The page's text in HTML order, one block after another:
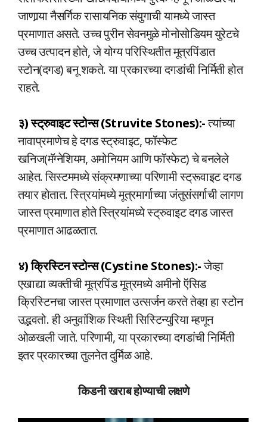
जाणार्‍या नैसर्गिक रासायनिक संयुगाची यामध्ये जास्त
प्रमाणात असते. उच्च पुरीन सेवनमुळे मोनोसोडियम युरेटचे
उच्च उत्पादन होते, जे योग्य परिस्थितीत मूत्रपिंडात
स्टोन(दगड) बनू शकते. या प्रकारच्या दगडांची निर्मिती होत
राहते.
३) स्ट्रुवाइट स्टोन्स (Struvite Stones):-त्यांच्या
नावाप्रमाणेच हे दगड स्ट्रुवाइट, फॉस्फेट
खनिज(मॅग्नेशियम, अमोनियम आणि फॉस्फेट) चे बनलेले
आहेत. सिस्टममध्ये संक्रमणाच्या परिणामी स्ट्रूवाइट दगड
तयार होतात. स्त्रियांमध्ये मूत्रमार्गाच्या जंतुसंसर्गाची लागण
जास्त प्रमाणात होते स्त्रियांमध्ये स्ट्रुवाइट दगड जास्त
प्रमाणात आढळतात.
४) क्रिस्टिन स्टोन्स (Cystine Stones):-जेव्हा
एखाद्या व्यक्तीची मूत्रपिंड मूत्रमध्ये अमीनो ऍसिड
क्रिस्टिनचा जास्त प्रमाणात उत्सर्जन करते तेव्हा हा स्टोन
उद्भवतो. ही अनुवांशिक स्थिती सिस्टिन्युरिया म्हणून
ओळखली जाते. परिणामी, या प्रकारच्या दगडांची निर्मिती
इतर प्रकारच्या तुलनेत दुर्मिळ आहे.
किडनी खराब होण्याची लक्षणे